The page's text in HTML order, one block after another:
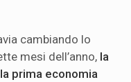
cambiando lo
mesi dell’anno, la
prima economia